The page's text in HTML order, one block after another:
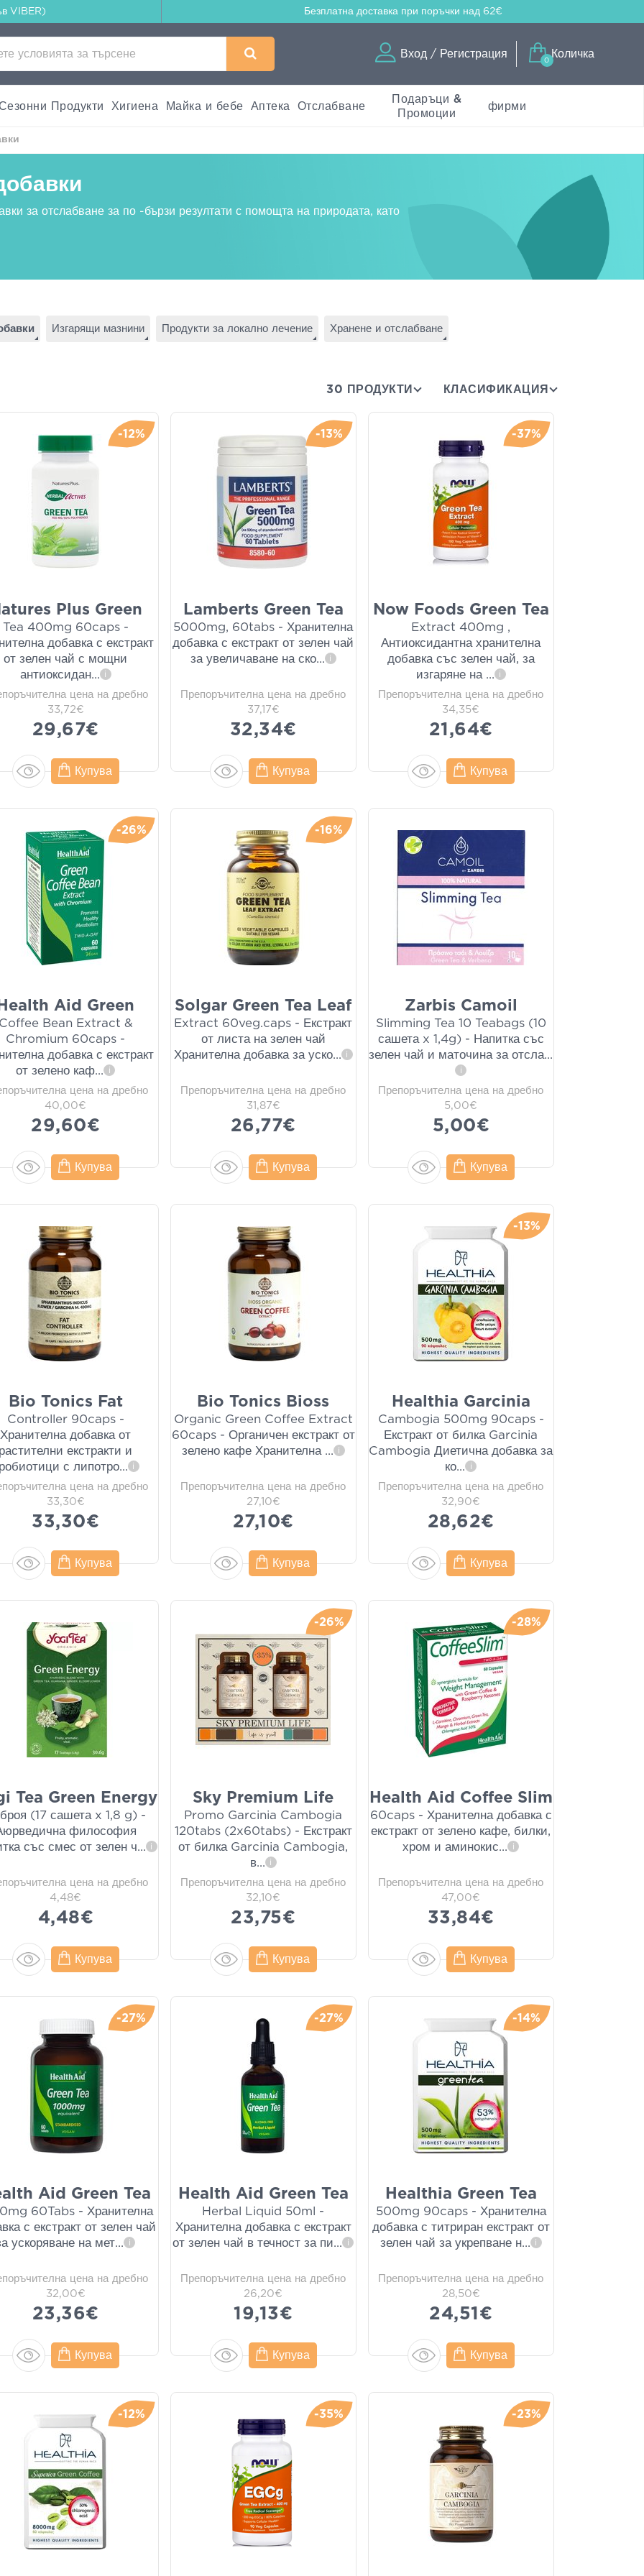
VIBER) Безплатна доставка при поръчки над 62€
Вход / Регистрация
0
Количка
Продукти Хигиена Майка и бебе Аптека Отслабване
Подаръци &
Промоции
фирми
за отслабване за по -бързи резултати с помощта на природата, като
Изгарящи мазнини Продукти за локално лечение Хранене и отслабване
30 ПРОДУКТИ КЛАСИФИКАЦИЯ
-12%
Plus Green
Tea 400mg 60caps -
добавка с екстракт
от зелен чай с мощни
антиоксидан... i
цена на дребно
33,72€
29,67€
Купува
-13%
Lamberts Green Tea
5000mg, 60tabs - Хранителна
добавка с екстракт от зелен чай
за увеличаване на ско... i
Препоръчителна цена на дребно
37,17€
32,34€
Купува
-37%
Now Foods Green Tea
Extract 400mg ,
Антиоксидантна хранителна
добавка със зелен чай, за
изгаряне на ... i
Препоръчителна цена на дребно
34,35€
21,64€
Купува
-26%
Aid Green
Bean Extract &
Chromium 60caps -
добавка с екстракт
от зелено каф... i
цена на дребно
40,00€
29,60€
Купува
-16%
Solgar Green Tea Leaf
Extract 60veg.caps - Екстракт
от листа на зелен чай
Хранителна добавка за уско... i
Препоръчителна цена на дребно
31,87€
26,77€
Купува
Zarbis Camoil
Slimming Tea 10 Teabags (10
сашета x 1,4g) - Напитка със
зелен чай и маточина за отсла...
i
Препоръчителна цена на дребно
5,00€
5,00€
Купува
Bio Tonics Fat
Controller 90caps -
Хранителна добавка от
екстракти и
с липотро... i
цена на дребно
33,30€
33,30€
Купува
Bio Tonics Bioss
Organic Green Coffee Extract
60caps - Органичен екстракт от
зелено кафе Хранителна ... i
Препоръчителна цена на дребно
27,10€
27,10€
Купува
-13%
Healthia Garcinia
Cambogia 500mg 90caps -
Екстракт от билка Garcinia
Cambogia Диетична добавка за
ко... i
Препоръчителна цена на дребно
32,90€
28,62€
Купува
Tea Green Energy
(17 сашета x 1,8 g) -
философия
със смес от зелен ч... i
цена на дребно
4,48€
4,48€
Купува
-26%
Sky Premium Life
Promo Garcinia Cambogia
120tabs (2x60tabs) - Екстракт
от билка Garcinia Cambogia,
в... i
Препоръчителна цена на дребно
32,10€
23,75€
Купува
-28%
Health Aid Coffee Slim
60caps - Хранителна добавка с
екстракт от зелено кафе, билки,
хром и аминокис... i
Препоръчителна цена на дребно
47,00€
33,84€
Купува
-27%
Aid Green Tea
60Tabs - Хранителна
с екстракт от зелен чай
ускоряване на мет... i
цена на дребно
32,00€
23,36€
Купува
-27%
Health Aid Green Tea
Herbal Liquid 50ml -
Хранителна добавка с екстракт
от зелен чай в течност за пи... i
Препоръчителна цена на дребно
26,20€
19,13€
Купува
-14%
Healthia Green Tea
500mg 90caps - Хранителна
добавка с титриран екстракт от
зелен чай за укрепване н... i
Препоръчителна цена на дребно
28,50€
24,51€
Купува
-12% -35% -23%